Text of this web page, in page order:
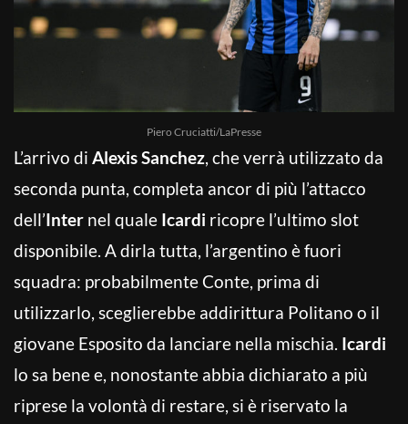
Piero Cruciatti/LaPresse
L’arrivo di Alexis Sanchez, che verrà utilizzato da
seconda punta, completa ancor di più l’attacco
dell’Inter nel quale Icardi ricopre l’ultimo slot
disponibile. A dirla tutta, l’argentino è fuori
squadra: probabilmente Conte, prima di
utilizzarlo, sceglierebbe addirittura Politano o il
giovane Esposito da lanciare nella mischia. Icardi
lo sa bene e, nonostante abbia dichiarato a più
riprese la volontà di restare, si è riservato la